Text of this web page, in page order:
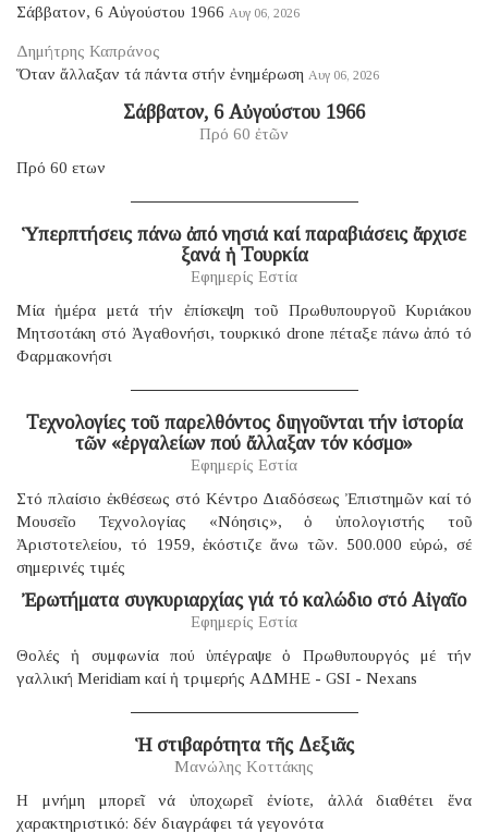
Σάββατον, 6 Αὐγούστου 1966 Αυγ 06, 2026
Δημήτρης Καπράνος
Ὅταν ἄλλαξαν τά πάντα στήν ἐνημέρωση Αυγ 06, 2026
Σάββατον, 6 Αὐγούστου 1966
Πρό 60 ἐτῶν
Πρό 60 ετων
Ὑπερπτήσεις πάνω ἀπό νησιά καί παραβιάσεις ἄρχισε
ξανά ἡ Τουρκία
Εφημερίς Εστία
Μία ἡμέρα μετά τήν ἐπίσκεψη τοῦ Πρωθυπουργοῦ Κυριάκου
Μητσοτάκη στό Ἀγαθονήσι, τουρκικό drone πέταξε πάνω ἀπό τό
Φαρμακονήσι
Τεχνολογίες τοῦ παρελθόντος διηγοῦνται τήν ἱστορία
τῶν «ἐργαλείων πού ἄλλαξαν τόν κόσμο»
Εφημερίς Εστία
Στό πλαίσιο ἐκθέσεως στό Κέντρο Διαδόσεως Ἐπιστημῶν καί τό
Μουσεῖο Τεχνολογίας «Νόησις», ὁ ὑπολογιστής τοῦ
Ἀριστοτελείου, τό 1959, ἐκόστιζε ἄνω τῶν. 500.000 εὐρώ, σέ
σημερινές τιμές
Ἐρωτήματα συγκυριαρχίας γιά τό καλώδιο στό Αἰγαῖο
Εφημερίς Εστία
Θολές ἡ συμφωνία πού ὑπέγραψε ὁ Πρωθυπουργός μέ τήν
γαλλική Μeridiam καί ἡ τριμερής ΑΔΜΗΕ - GSI - Nexans
Ἡ στιβαρότητα τῆς Δεξιᾶς
Μανώλης Κοττάκης
H μνήμη μπορεῖ νά ὑποχωρεῖ ἐνίοτε, ἀλλά διαθέτει ἕνα
χαρακτηριστικό: δέν διαγράφει τά γεγονότα